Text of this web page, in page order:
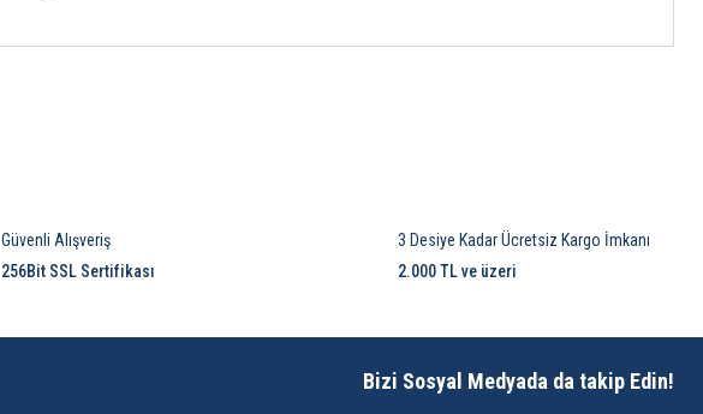
3 Desiye Kadar Ücretsiz Kargo İmkanı
2.000 TL ve üzeri
Güvenli Alışveriş
256Bit SSL Sertifikası
Bizi Sosyal Medyada da takip Edin!